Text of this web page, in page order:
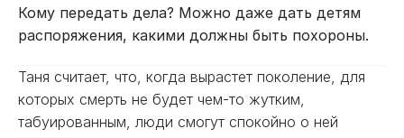
Кому передать дела? Можно даже дать детям
распоряжения, какими должны быть похороны.
Таня считает, что, когда вырастет поколение, для
которых смерть не будет чем-то жутким,
табуированным, люди смогут спокойно о ней